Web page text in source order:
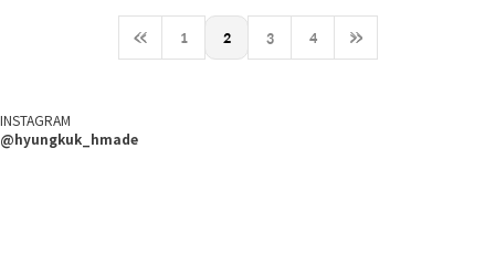
<< 1 2 3 4 >>
INSTAGRAM
@hyungkuk_hmade